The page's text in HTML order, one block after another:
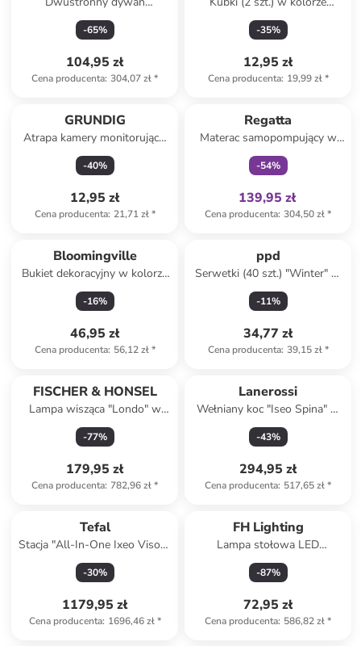
zewnętrzny "Cebu" w kolorze
szaro-kremowym
-65%
104,95 zł
Cena producenta: 304,07 zł*
granatowym - 80 ml
-35%
12,95 zł
Cena producenta: 19,99 zł*
GRUNDIG
Atrapa kamery monitorującej
w kolorze czarnym - 13 x 6 x
5 cm
-40%
12,95 zł
Cena producenta: 21,71 zł*
Regatta
Materac samopompujący w
kolorze turkusowym - 42 x
190 x 2,5 cm
-54%
139,95 zł
Cena producenta: 304,50 zł*
Bloomingville
Bukiet dekoracyjny w kolorze
zielonym - dł. 58 cm
-16%
46,95 zł
Cena producenta: 56,12 zł*
ppd
Serwetki (40 szt.) "Winter" w
kolorze szarobrązowym
-11%
34,77 zł
Cena producenta: 39,15 zł*
FISCHER & HONSEL
Lampa wisząca "Londo" w
kolorze szarym - Ø 30 cm
-77%
179,95 zł
Cena producenta: 782,96 zł*
Lanerossi
Wełniany koc "Iseo Spina" w
kolorze szaro-kremowym -
170 x 130 cm
-43%
294,95 zł
Cena producenta: 517,65 zł*
Tefal
Stacja "All-In-One Ixeo Vison"
w kolorze białym do
prasowania
-30%
1179,95 zł
Cena producenta: 1696,46 zł*
FH Lighting
Lampa stołowa LED
"Marbella" w kolorze czarnym
- wys. 35 x Ø 14 cm
-87%
72,95 zł
Cena producenta: 586,82 zł*